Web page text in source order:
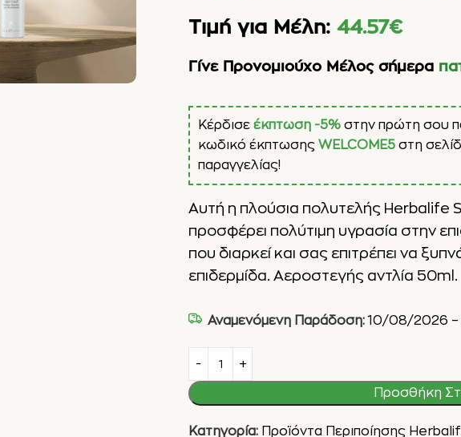
Τιμή για Μέλη: 44.57€
Γίνε Προνομιούχο Μέλος σήμερα
Κέρδισε έκπτωση -5% στην πρώτη σου
κωδικό έκπτωσης WELCOME5 στη
παραγγελίας!
Αυτή η πλούσια πολυτελής Herbalife
προσφέρει πολύτιμη υγρασία στην
που διαρκεί και σας επιτρέπει να
επιδερμίδα. Αεροστεγής αντλία 50ml.
Αναμενόμενη Παράδοση:10/08/2026
Προσθήκη
Κατηγορία: Προϊόντα Περιποίησης